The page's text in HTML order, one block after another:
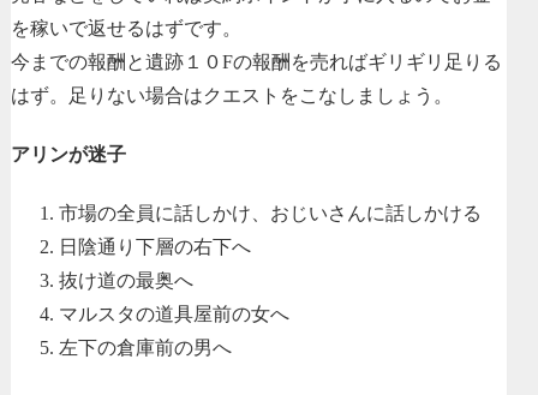
を稼いで返せるはずです。
今までの報酬と遺跡１０Fの報酬を売ればギリギリ足りる
はず。足りない場合はクエストをこなしましょう。
アリンが迷子
市場の全員に話しかけ、おじいさんに話しかける
日陰通り下層の右下へ
抜け道の最奥へ
マルスタの道具屋前の女へ
左下の倉庫前の男へ